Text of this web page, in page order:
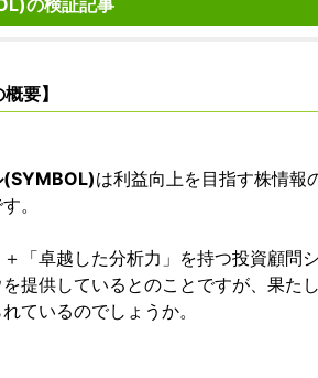
の検証記事
要】
(SYMBOL)は利益向上を目指す株情報
。
＋「卓越した分析力」を持つ投資顧問
提供しているとのことですが、果た
ているのでしょうか。